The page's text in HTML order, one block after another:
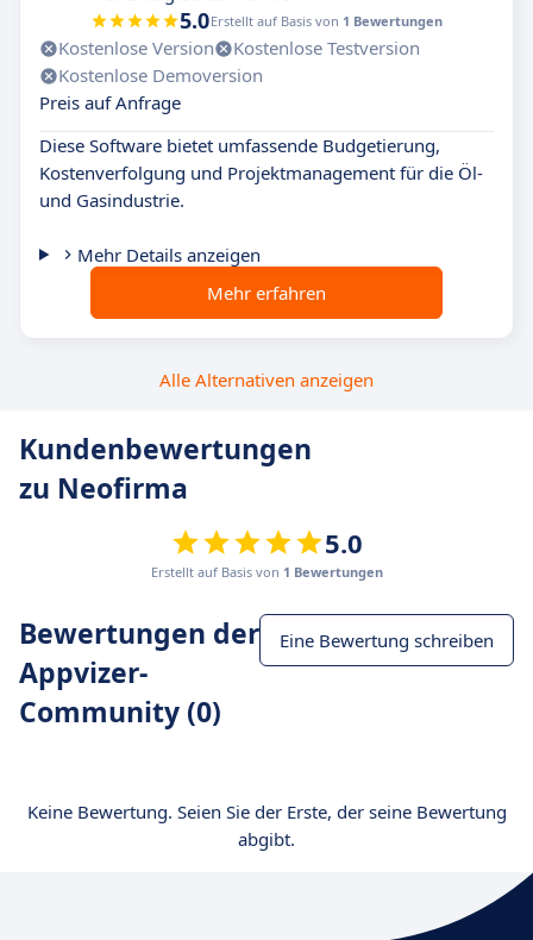
5.0Erstellt auf Basis von 1 Bewertungen
Kostenlose Version
Kostenlose Testversion
Kostenlose Demoversion
Preis auf Anfrage
Diese Software bietet umfassende Budgetierung,
Kostenverfolgung und Projektmanagement für die Öl-
und Gasindustrie.
Mehr Details anzeigen
Mehr erfahren
Alle Alternativen anzeigen
Kundenbewertungen
zu Neofirma
5.0
Erstellt auf Basis von 1 Bewertungen
Bewertungen der
Appvizer-
Community (0)
Eine Bewertung schreiben
Keine Bewertung. Seien Sie der Erste, der seine Bewertung
abgibt.